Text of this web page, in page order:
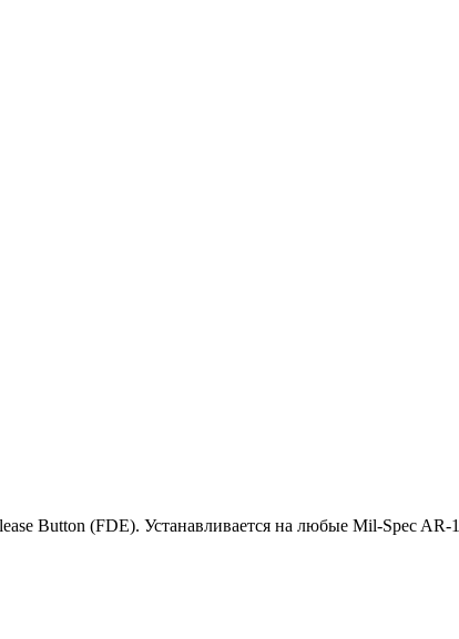
Button (FDE). Устанавливается на любые Mil-Spec AR-